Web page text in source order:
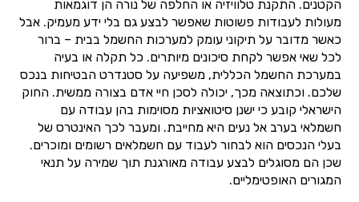
הקטנים. התקנת טלוויזיה או החלפה של נורה הן דוגמאות
מעולות לעבודות פשוטות שאפשר לבצע גם בלי ידע מעמיק. אבל
כאשר מדובר על תיקוני עומק למערכות החשמל בבית – ברור
לכל שאי אפשר לקחת סיכונים מיותרים. כל תקלה או בעיה
במערכת החשמל הכללית, משפיעה על סטנדרט הבטיחות בנכס
שלכם. וכתוצאה מכך, יכולה לסכן חיי אדם בצורה ממשית. החוק
הישראלי קובע כי ישנן סיטואציות מסוימות בהן עבודה עם
חשמלאי בערב אל נעים היא מחייבת. ומעבר לכך האינטרס של
בעלי הנכסים הוא לבחור לעבוד עם חשמלאים רשומים ומוכרים.
שכן הם מסוגלים לבצע עבודה מאורגנת תוך שמירה על תנאי
המגורים האופטימליים.